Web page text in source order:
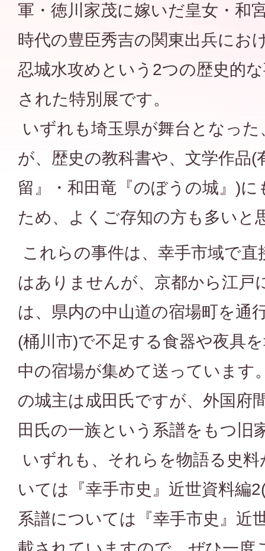
軍・徳川家茂に嫁いだ皇女・和
時代の豊臣秀吉の関東出兵にお
忍城水攻めという2つの歴史的
された特別展です。
いずれも埼玉県が舞台となっ
が、歴史の教科書や、文学作品(
留』・和田竜『のぼうの城』)
ため、よくご存知の方も多いと
これらの事件は、幸手市域で
はありませんが、京都から江戸
は、県内の中山道の宿場町を通
(桶川市)で不足する食器や夜具
中の宿場が集めて送っています
の城主は成田氏ですが、外国府
田氏の一族という系譜をもつ旧
いずれも、それらを物語る史
いては『幸手市史』近世資料編
系譜については『幸手市史』近